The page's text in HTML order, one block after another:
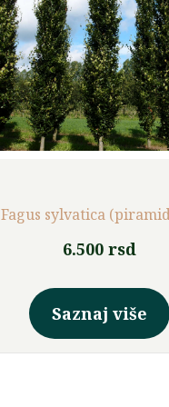
⁠Fagus sylvatica
6.500 rsd
Saznaj više